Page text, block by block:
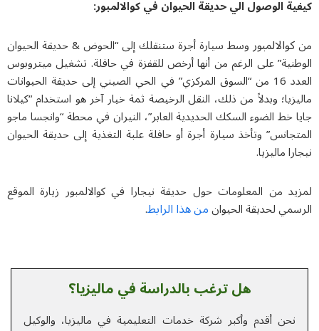
الوصول الي حديقة الحيوان في كوالالمبور:
كوالالمبوروسط سيارة أجرة ستنقلك إلى “الحوض & حديقة الحيوان
على الرغم من أنها أرخص للقفزة في حافلة. تشغيل ميتروبوس
العدد 16 من “السوق المركزي” في الحي الصيني إلى حديقة الحيوانات
وبدلاً من ذلك، النقل الرخيصة ثمة خيار آخر هو استخدام “كيلانا
خط الضوء السكك الحديدية العابر”، النيران في محطة “وانجسا ماجو
وتأخذ سيارة أجرة أو حافلة علبة التغذية إلى حديقة الحيوان
ماليزيا.
من المعلومات حولحديقة نيجارا في كوالالمبورزيارة الموقع
لحديقة الحيوانمن هذا الرابط.
هل ترغب بالدراسة في ماليزيا؟
نحن أقدم وأكبر شركة خدمات التعلیمیة في ماليزيا، والوكيل